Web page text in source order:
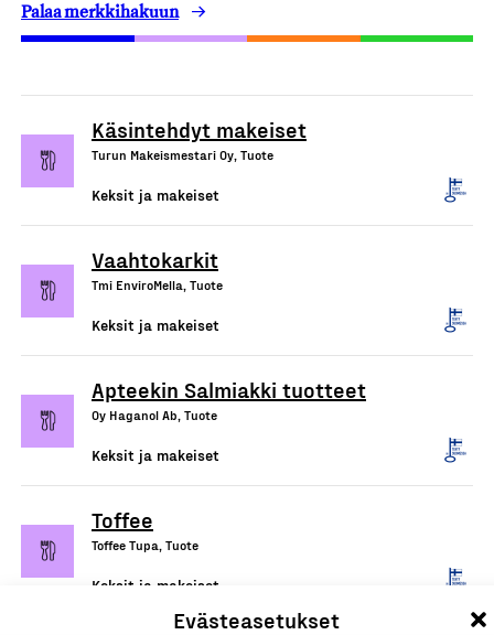
Evästeasetukset
Palaa merkkihakuun
Käsintehdyt makeiset
Turun Makeismestari Oy, Tuote
Keksit ja makeiset
Vaahtokarkit
Tmi EnviroMella, Tuote
Keksit ja makeiset
Apteekin Salmiakki tuotteet
Oy Haganol Ab, Tuote
Keksit ja makeiset
Toffee
Toffee Tupa, Tuote
Keksit ja makeiset